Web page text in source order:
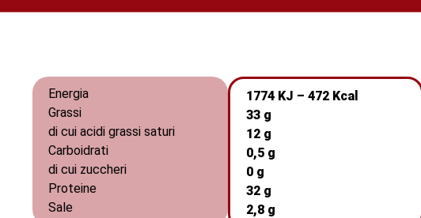
Energia
Grassi
di cui acidi grassi saturi
Carboidrati
di cui zuccheri
Proteine
Sale
1774 KJ – 472 Kcal
33 g
12 g
0,5 g
0 g
32 g
2,8 g